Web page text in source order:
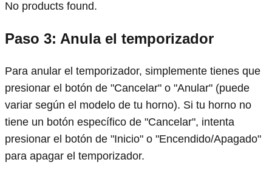
No products found.
Paso 3: Anula el temporizador
Para anular el temporizador, simplemente tienes que
presionar el botón de "Cancelar" o "Anular" (puede
variar según el modelo de tu horno). Si tu horno no
tiene un botón específico de "Cancelar", intenta
presionar el botón de "Inicio" o "Encendido/Apagado"
para apagar el temporizador.